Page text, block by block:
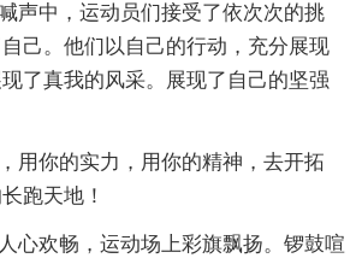
声中，运动员们接受了依次次的挑
己。他们以自己的行动，充分展现
了真我的风采。展现了自己的坚强
用你的实力，用你的精神，去开拓
跑天地！
心欢畅，运动场上彩旗飘扬。锣鼓喧